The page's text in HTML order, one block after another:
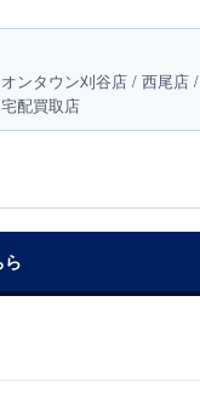
ンタウン刈谷店 / 西尾店 /
配買取店